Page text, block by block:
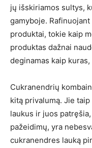
jų išskiriamos sultys,
gamyboje.
produktai, tokie kaip
produktas dažnai
deginamas kaip
Cukranendrių
kitą privalumą. Jie
laukus ir juos
pažeidimų, yra
cukranendres lauką